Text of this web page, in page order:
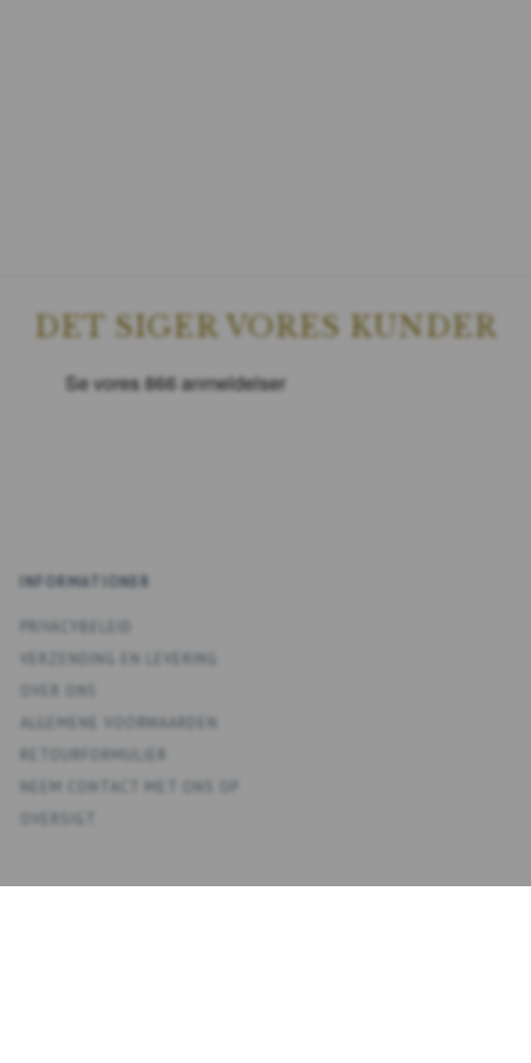
DET SIGER VORES KUNDER
INFORMATIONER
ALGEMENE VOORWAARDEN
RETOURFORMULIER
NEEM CONTACT MET ONS OP